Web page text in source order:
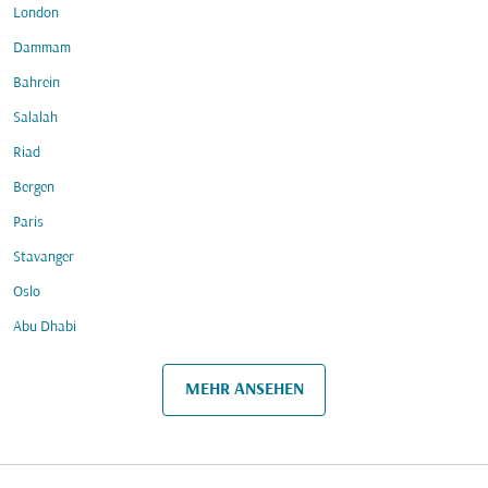
London
Dammam
Bahrein
Salalah
Riad
Bergen
Paris
Stavanger
Oslo
Abu Dhabi
MEHR ANSEHEN